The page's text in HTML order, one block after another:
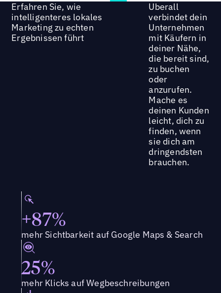
Erfahren Sie, wie
intelligenteres lokales
Marketing zu echten
Ergebnissen führt
Uberall
verbindet dein
Unternehmen
mit Käufern in
deiner Nähe,
die bereit sind,
zu buchen
oder
anzurufen.
Mache es
deinen Kunden
leicht, dich zu
finden, wenn
sie dich am
dringendsten
brauchen.
+87%
mehr Sichtbarkeit auf Google Maps & Search
25%
mehr Klicks auf Wegbeschreibungen